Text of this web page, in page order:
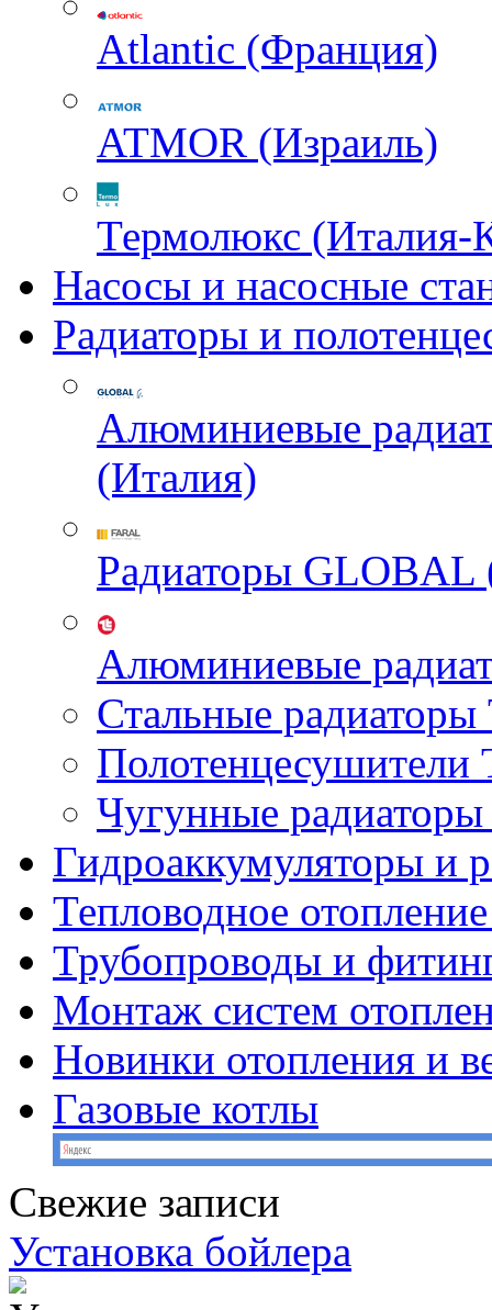
Atlantic (Франция)
ATMOR (Израиль)
Термолюкс (Италия-
Насосы и насосные
Радиаторы и
Алюминиевые
(Италия)
Радиаторы GLOBAL
Алюминиевые
Стальные
Чугунные
Гидроаккумуляторы и
Тепловодное
Трубопроводы и
Монтаж систем
Новинки отопления и
Газовые котлы
Свежие записи
Установка бойлера